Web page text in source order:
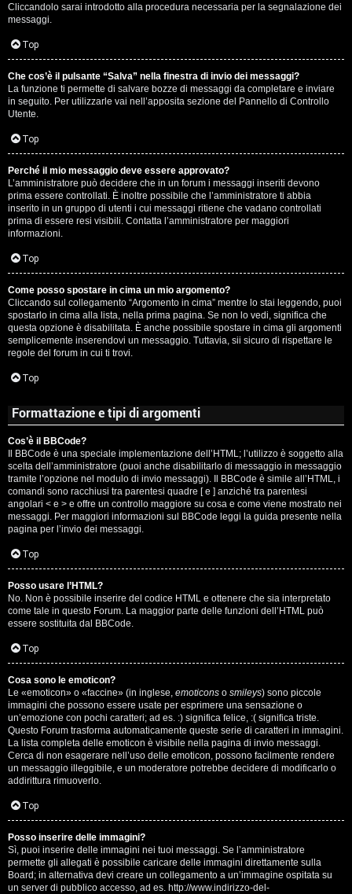
Cliccandolo sarai introdotto alla procedura necessaria per la segnalazione dei
messaggi.
Top
Che cos’è il pulsante “Salva” nella finestra di invio dei messaggi?
La funzione ti permette di salvare bozze di messaggi da completare e inviare
in seguito. Per utilizzarle vai nell’apposita sezione del Pannello di Controllo
Utente.
Top
Perché il mio messaggio deve essere approvato?
L’amministratore può decidere che in un forum i messaggi inseriti devono
prima essere controllati. È inoltre possibile che l’amministratore ti abbia
inserito in un gruppo di utenti i cui messaggi ritiene che vadano controllati
prima di essere resi visibili. Contatta l’amministratore per maggiori
informazioni.
Top
Come posso spostare in cima un mio argomento?
Cliccando sul collegamento “Argomento in cima” mentre lo stai leggendo, puoi
spostarlo in cima alla lista, nella prima pagina. Se non lo vedi, significa che
questa opzione è disabilitata. È anche possibile spostare in cima gli argomenti
semplicemente inserendovi un messaggio. Tuttavia, sii sicuro di rispettare le
regole del forum in cui ti trovi.
Top
Formattazione e tipi di argomenti
Cos’è il BBCode?
Il BBCode è una speciale implementazione dell’HTML; l’utilizzo è soggetto alla
scelta dell’amministratore (puoi anche disabilitarlo di messaggio in messaggio
tramite l’opzione nel modulo di invio messaggi). Il BBCode è simile all’HTML, i
comandi sono racchiusi tra parentesi quadre [ e ] anziché tra parentesi
angolari < e > e offre un controllo maggiore su cosa e come viene mostrato nei
messaggi. Per maggiori informazioni sul BBCode leggi la guida presente nella
pagina per l’invio dei messaggi.
Top
Posso usare l’HTML?
No. Non è possibile inserire del codice HTML e ottenere che sia interpretato
come tale in questo Forum. La maggior parte delle funzioni dell’HTML può
essere sostituita dal BBCode.
Top
Cosa sono le emoticon?
Le «emoticon» o «faccine» (in inglese, emoticons o smileys) sono piccole
immagini che possono essere usate per esprimere una sensazione o
un’emozione con pochi caratteri; ad es. :) significa felice, :( significa triste.
Questo Forum trasforma automaticamente queste serie di caratteri in immagini.
La lista completa delle emoticon è visibile nella pagina di invio messaggi.
Cerca di non esagerare nell’uso delle emoticon, possono facilmente rendere
un messaggio illeggibile, e un moderatore potrebbe decidere di modificarlo o
addirittura rimuoverlo.
Top
Posso inserire delle immagini?
Sì, puoi inserire delle immagini nei tuoi messaggi. Se l’amministratore
permette gli allegati è possibile caricare delle immagini direttamente sulla
Board; in alternativa devi creare un collegamento a un’immagine ospitata su
un server di pubblico accesso, ad es. http://www.indirizzo-del-
r
a
t
e
c
o
n
G
i
g
i
D
'
A
g
o
s
t
i
n
o
R
i
f
l
e
s
s
i
o
n
i